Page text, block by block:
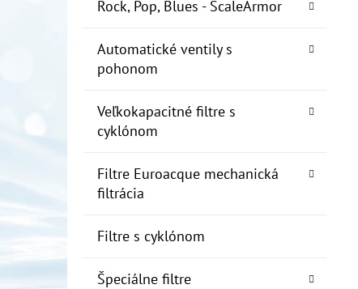
Rock, Pop, Blues - ScaleArmor
Automatické ventily s
pohonom
Veľkokapacitné filtre s
cyklónom
Filtre Euroacque mechanická
filtrácia
Filtre s cyklónom
Špeciálne filtre
10" FILTER SENIOR 1"
€19